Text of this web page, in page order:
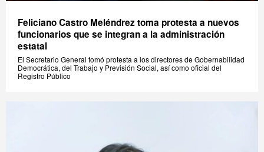
Feliciano Castro Meléndrez toma protesta a nuevos
funcionarios que se integran a la administración
estatal
El Secretario General tomó protesta a los directores de Gobernabilidad
Democrática, del Trabajo y Previsión Social, así como oficial del
Registro Público